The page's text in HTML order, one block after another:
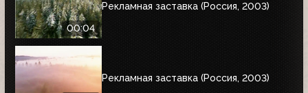
00:04
Рекламная заставка (Россия, 2003)
Рекламная заставка (Россия, 2003)